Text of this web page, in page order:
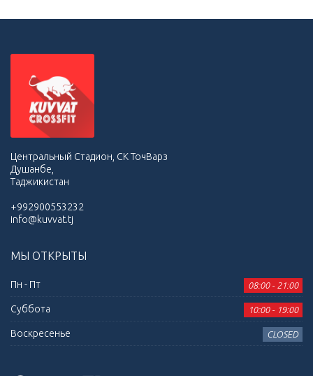
Центральный Стадион, СК ТочВарз
Душанбе,
Таджикистан
+992900553232
info@kuvvat.tj
МЫ ОТКРЫТЫ
Пн - Пт 08:00 - 21:00
Суббота 10:00 - 19:00
Воскресенье CLOSED